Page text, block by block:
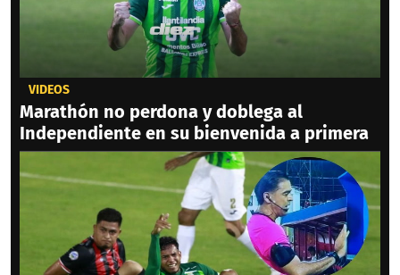
VIDEOS
Marathón no perdona y doblega al
Independiente en su bienvenida a primera